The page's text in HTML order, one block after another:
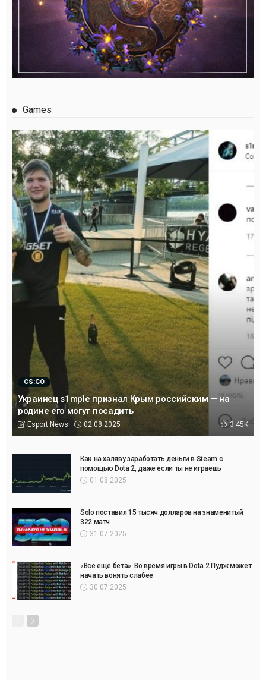
Games
CS:GO
Украинец s1mple признал Крым российским — на
родине его могут посадить
Esport News 02.08.2025 3.45K
Как на халяву заработать деньги в Steam с
помощью Dota 2, даже если ты не играешь
01.08.2025
Solo поставил 15 тысяч долларов на знаменитый
322 матч
31.07.2025
«Все еще бета». Во время игры в Dota 2 Пудж может
начать вонять слабее
30.07.2025